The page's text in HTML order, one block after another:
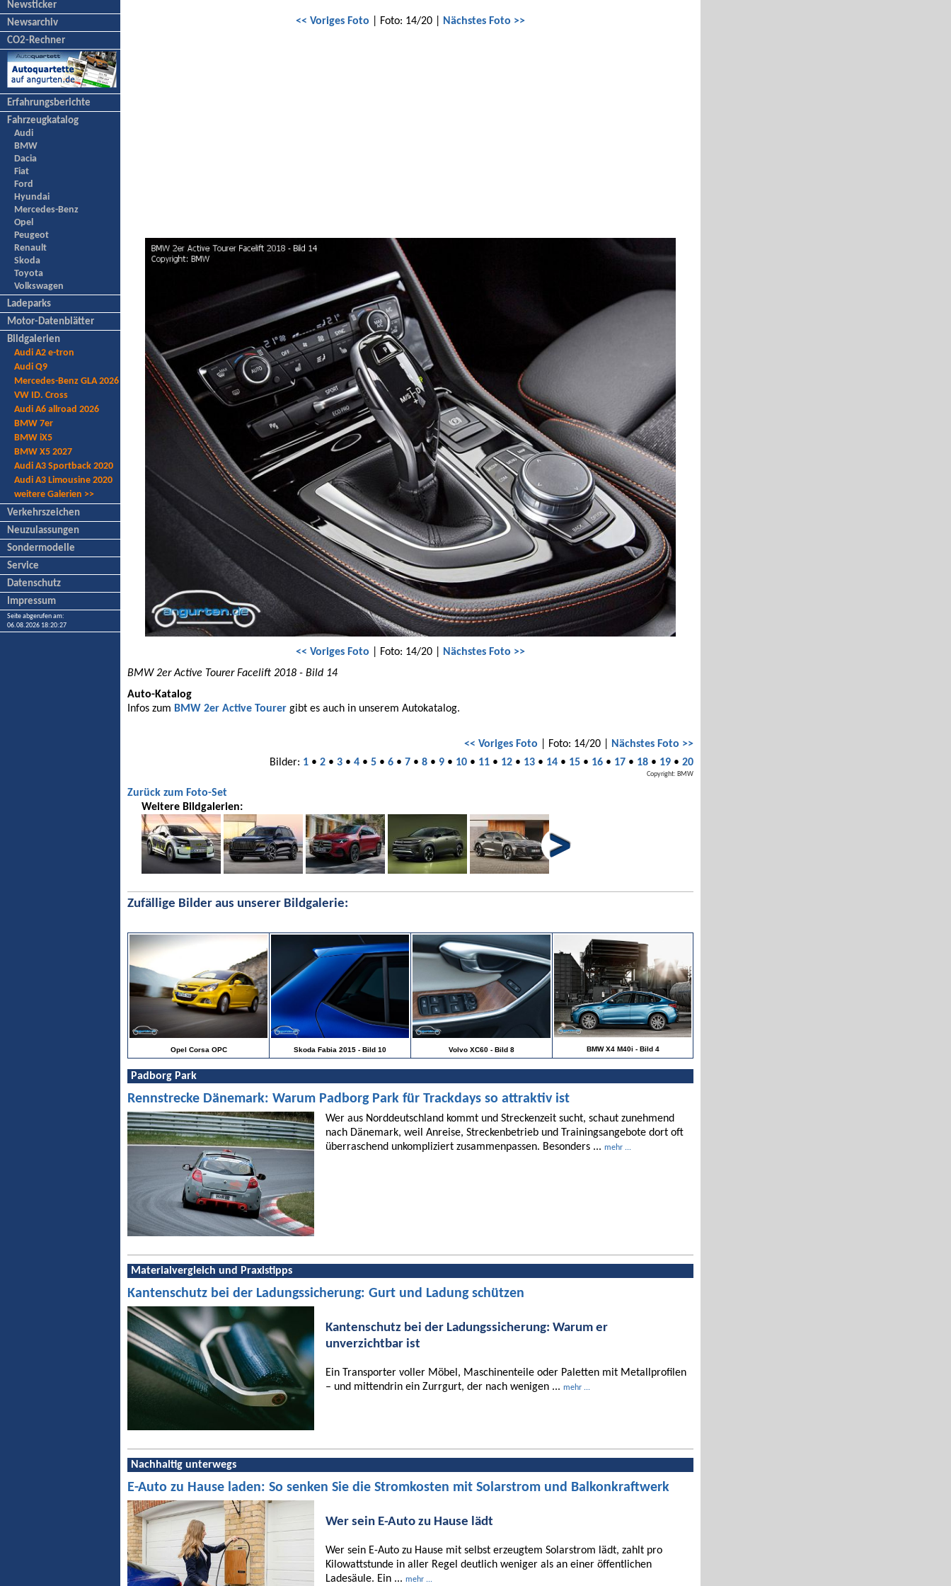
Newsticker
Newsarchiv
CO2-Rechner
Erfahrungsberichte
Fahrzeugkatalog
Audi
BMW
Dacia
Fiat
Ford
Hyundai
Mercedes-Benz
Opel
Peugeot
Renault
Skoda
Toyota
Volkswagen
Ladeparks
Motor-Datenblätter
Bildgalerien
Audi A2 e-tron
Audi Q9
Mercedes-Benz GLA 2026
VW ID. Cross
Audi A6 allroad 2026
BMW 7er
BMW iX5
BMW X5 2027
Audi A3 Sportback 2020
Audi A3 Limousine 2020
weitere Galerien >>
Verkehrszeichen
Neuzulassungen
Sondermodelle
Service
Datenschutz
Impressum
Seite abgerufen am:
06.08.2026 18:20:27
<< Voriges Foto | Foto: 14/20 | Nächstes Foto >>
<< Voriges Foto | Foto: 14/20 |
Nächstes Foto >>
BMW 2er Active Tourer Facelift 2018 - Bild 14
Auto-Katalog
Infos zum BMW 2er Active Tourer gibt es auch in unserem Autokatalog.
<< Voriges Foto | Foto: 14/20 |
Nächstes Foto >>
Bilder: 1 • 2 • 3 • 4 • 5 • 6 • 7 • 8 • 9 • 10 • 11 • 12 • 13 • 14 • 15 • 16 • 17 • 18 • 19 • 20
Copyright: BMW
Zurück zum Foto-Set
Weitere Bildgalerien:
Zufällige Bilder aus unserer Bildgalerie:
Opel Corsa OPC Skoda Fabia 2015 - Bild 10 Volvo XC60 - Bild 8 BMW X4 M40i - Bild 4
Padborg Park
Rennstrecke Dänemark: Warum Padborg Park für Trackdays so attraktiv ist
Wer aus Norddeutschland kommt und Streckenzeit sucht, schaut zunehmend
nach Dänemark, weil Anreise, Streckenbetrieb und Trainingsangebote dort oft
überraschend unkompliziert zusammenpassen. Besonders ... mehr ...
Materialvergleich und Praxistipps
Kantenschutz bei der Ladungssicherung: Gurt und Ladung schützen
Kantenschutz bei der Ladungssicherung: Warum er
unverzichtbar ist
Ein Transporter voller Möbel, Maschinenteile oder Paletten mit Metallprofilen
– und mittendrin ein Zurrgurt, der nach wenigen ... mehr ...
Nachhaltig unterwegs
E-Auto zu Hause laden: So senken Sie die Stromkosten mit Solarstrom und Balkonkraftwerk
Wer sein E-Auto zu Hause lädt
Wer sein E-Auto zu Hause mit selbst erzeugtem Solarstrom lädt, zahlt pro
Kilowattstunde in aller Regel deutlich weniger als an einer öffentlichen
Ladesäule. Ein ... mehr ...